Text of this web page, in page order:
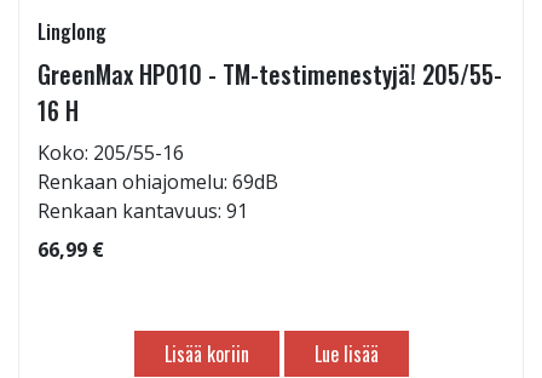
Linglong
GreenMax HP010 - TM-testimenestyjä! 205/55-
16 H
Koko: 205/55-16
Renkaan ohiajomelu: 69dB
Renkaan kantavuus: 91
66,99 €
Lisää koriin Lue lisää